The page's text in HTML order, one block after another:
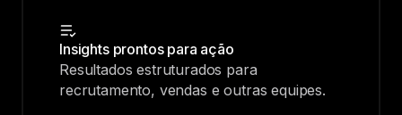
Insights prontos para ação
Resultados estruturados para
recrutamento, vendas e outras equipes.